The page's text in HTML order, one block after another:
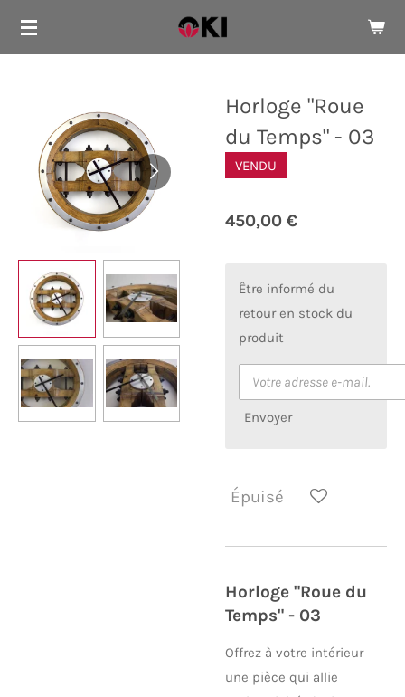
Passer
Horloge "Roue
du Temps" - 03
VENDU
450,00 €
Être informé du
retour en stock du
produit
Envoyer
Épuisé
Horloge "Roue du
Temps" - 03
Offrez à votre intérieur
une pièce qui allie